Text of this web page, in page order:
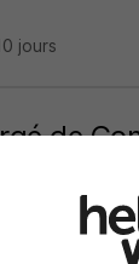
jours
de